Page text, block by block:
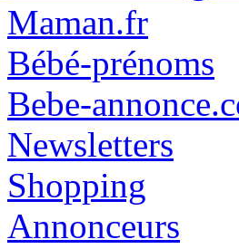
Maman.fr
Bébé-prénoms
Bebe-
Newsletters
Shopping
Annonceurs